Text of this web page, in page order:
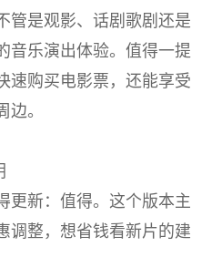
管是观影、话剧歌剧还是
音乐演出体验。值得一提
速购买电影票，还能享受
。
更新：值得。这个版本主
调整，想省钱看新片的建